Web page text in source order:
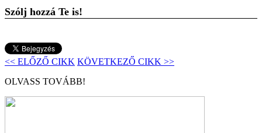
Szólj hozzá Te is!
<< ELŐZŐ CIKK KÖVETKEZŐ CIKK >>
OLVASS TOVÁBB!